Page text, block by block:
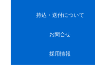
持込・送付について
お問合せ
採用情報